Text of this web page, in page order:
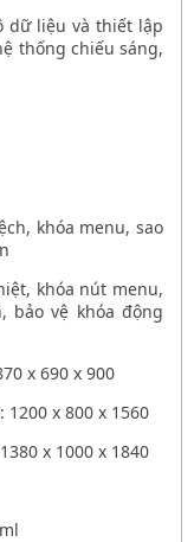
dữ liệu và thiết lập
thống chiếu sáng,
khóa menu, sao
khóa nút menu,
bảo vệ khóa động
x 690 x 900
x 800 x 1560
x 1000 x 1840